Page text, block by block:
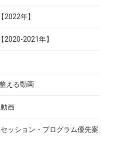
2022年】
2020-2021年】
える動画
画
ッション・プログラム優先案